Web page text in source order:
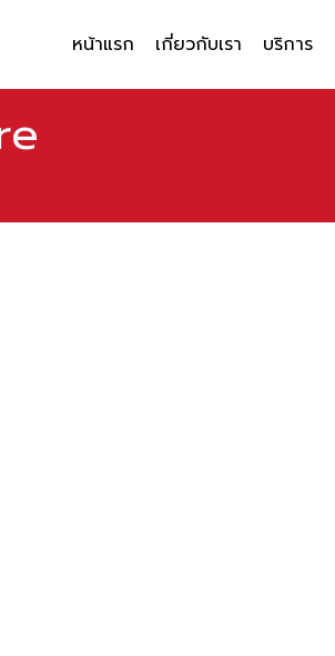
หน้าแรก เกี่ยวกับเรา บริการ